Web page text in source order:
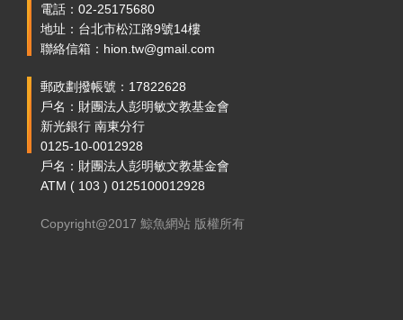
電話：02-25175680
地址：台北市松江路9號14樓
聯絡信箱：hion.tw@gmail.com
郵政劃撥帳號：17822628
戶名：財團法人彭明敏文教基金會
新光銀行 南東分行
0125-10-0012928
戶名：財團法人彭明敏文教基金會
ATM ( 103 ) 0125100012928
Copyright@2017 鯨魚網站 版權所有